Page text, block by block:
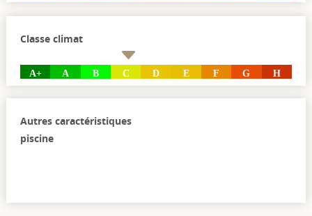
Classe climat
A+ A B C D E F G H
Autres caractéristiques
piscine